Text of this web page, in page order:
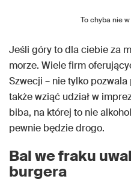
To chyba nie
Jeśli góry to dla ciebie za
morze. Wiele firm
Szwecji – nie tylko
także wziąć udział w
biba, na której to nie
pewnie będzie drogo.
Bal we fraku
burgera